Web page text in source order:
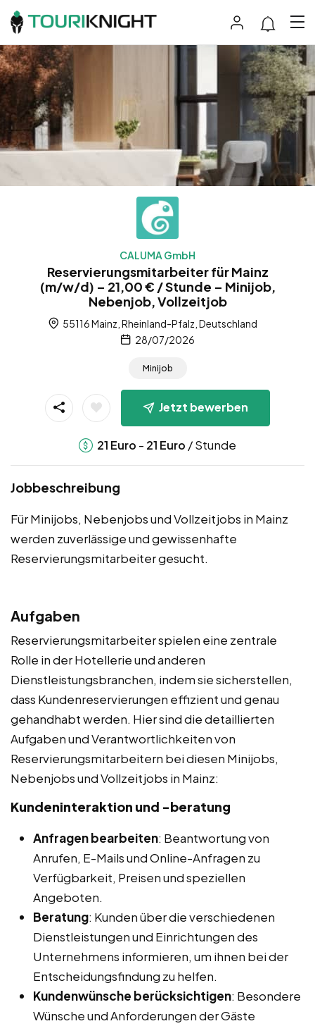
CALUMA GmbH
Reservierungsmitarbeiter für Mainz
(m/w/d) – 21,00 € / Stunde – Minijob,
Nebenjob, Vollzeitjob
55116 Mainz, Rheinland-Pfalz, Deutschland
28/07/2026
Minijob
Jetzt bewerben
21 Euro - 21 Euro / Stunde
Jobbeschreibung
Für Minijobs, Nebenjobs und Vollzeitjobs in Mainz
werden zuverlässige und gewissenhafte
Reservierungsmitarbeiter gesucht.
Aufgaben
Reservierungsmitarbeiter spielen eine zentrale
Rolle in der Hotellerie und anderen
Dienstleistungsbranchen, indem sie sicherstellen,
dass Kundenreservierungen effizient und genau
gehandhabt werden. Hier sind die detaillierten
Aufgaben und Verantwortlichkeiten von
Reservierungsmitarbeitern bei diesen Minijobs,
Nebenjobs und Vollzeitjobs in Mainz:
Kundeninteraktion und -beratung
Anfragen bearbeiten: Beantwortung von
Anrufen, E-Mails und Online-Anfragen zu
Verfügbarkeit, Preisen und speziellen
Angeboten.
Beratung: Kunden über die verschiedenen
Dienstleistungen und Einrichtungen des
Unternehmens informieren, um ihnen bei der
Entscheidungsfindung zu helfen.
Kundenwünsche berücksichtigen: Besondere
Wünsche und Anforderungen der Gäste